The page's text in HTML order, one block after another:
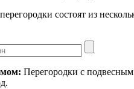
состоят из
Перегородки с